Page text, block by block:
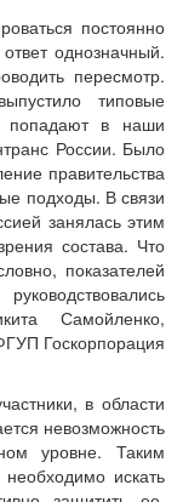
постоянно
однозначный.
пересмотр.
типовые
попадают в наши
России. Было
правительства
подходы. В связи
занялась этим
состава. Что
показателей
Самойленко,
Госкорпорация
в области
невозможность
уровне. Таким
искать